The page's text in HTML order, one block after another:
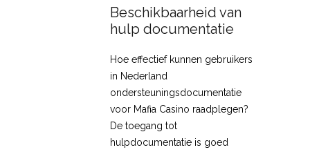
Beschikbaarheid van
hulp documentatie
Hoe effectief kunnen gebruikers
in Nederland
ondersteuningsdocumentatie
voor Mafia Casino raadplegen?
De toegang tot
hulpdocumentatie is goed